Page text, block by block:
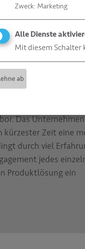
how
Bresele gegründet
Bresele leitet,
der Folien
ab und
Das
kürzester Zeit eine
durch viel
jedes
Produktlösung ein
Zweck: Marketing
Alle Dienste
Mit diesem Schalter
ab